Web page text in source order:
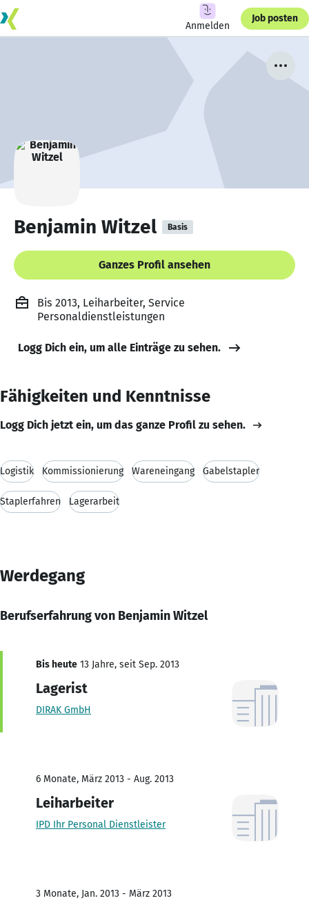
Anmelden
Job posten
Benjamin Witzel Basis
Ganzes Profil ansehen
Bis 2013, Leiharbeiter, Service
Personaldienstleistungen
Logg Dich ein, um alle Einträge zu sehen.
Fähigkeiten und Kenntnisse
Logg Dich jetzt ein, um das ganze Profil zu sehen.
Logistik Kommissionierung Wareneingang Gabelstapler
Staplerfahren Lagerarbeit
Werdegang
Berufserfahrung von Benjamin Witzel
Bis heute 13 Jahre, seit Sep. 2013
Lagerist
DIRAK GmbH
6 Monate, März 2013 - Aug. 2013
Leiharbeiter
IPD Ihr Personal Dienstleister
3 Monate, Jan. 2013 - März 2013